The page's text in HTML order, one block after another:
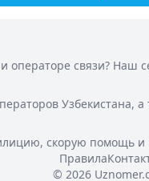
связи? Наш
скорую помощь
Правила
© 2026